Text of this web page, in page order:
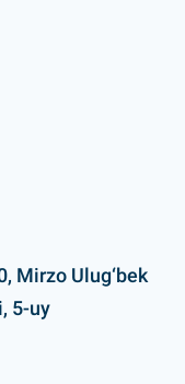
Mirzo Ulug‘bek
5-uy